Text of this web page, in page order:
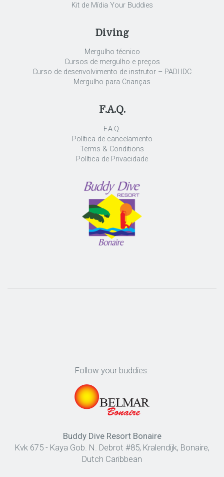
Kit de Mídia Your Buddies
Diving
Mergulho técnico
Cursos de mergulho e preços
Curso de desenvolvimento de instrutor – PADI IDC
Mergulho para Crianças
F.A.Q.
F.A.Q.
Política de cancelamento
Terms & Conditions
Política de Privacidade
Follow your buddies:
Buddy Dive Resort Bonaire
Kvk 675 - Kaya Gob. N. Debrot #85, Kralendijk, Bonaire,
Dutch Caribbean